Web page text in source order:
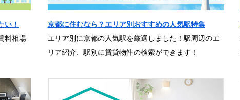
い！
料相場
京都に住むなら？エリア別おすすめの人気駅特集
エリア別に京都の人気駅を厳選しました！駅周辺のエ
リア紹介、駅別に賃貸物件の検索ができます！